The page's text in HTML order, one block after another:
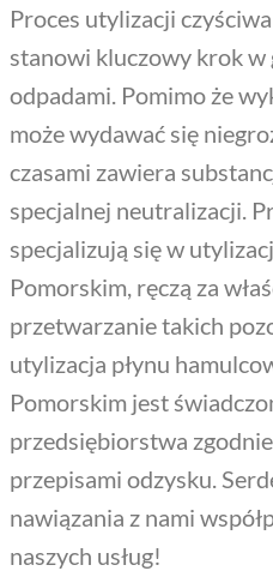
Proces utylizacji
stanowi kluczowy krok
odpadami. Pomimo że
może wydawać się
czasami zawiera
specjalnej neutralizacji.
specjalizują się w
Pomorskim, ręczą za
przetwarzanie takich
utylizacja płynu
Pomorskim jest
przedsiębiorstwa
przepisami odzysku.
nawiązania z nami
naszych usług!